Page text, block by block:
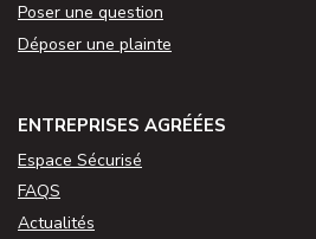
Poser une question
Déposer une plainte
ENTREPRISES AGRÉÉES
Espace Sécurisé
FAQS
Actualités